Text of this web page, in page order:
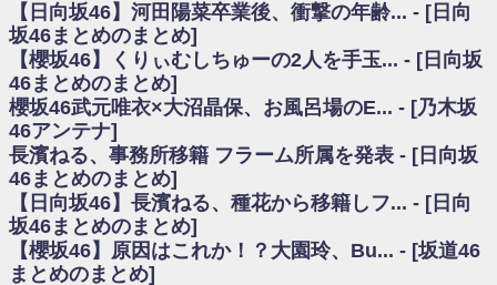
願いバッハ！』ミーグリ日程がこちら
欅坂/日向坂46まとめのまとめ / 【櫻坂46】ミーグリで喧嘩！？山下瞳月、
これはマジギレしてる
乃木坂46アンテナ / 【櫻坂46】ハリソン守屋「ゆーづのせいです」【ラヴ
ィット!】
乃木坂あんてな ～乃木坂46・欅坂46・日向坂46のニュース・情報・話題
をピックアップ / 良い品揃え！櫻坂46 12thシングル『Make or Break』オフィ
シャルグッズ絶賛販売受付中
日向坂46まとめのまとめ / 【日向坂46】この月、何かあるのか！？『お願
いバッハ！』ミーグリ日程がこちら
日向坂46まとめのまとめ / 【元日向坂46】この卒業生、めちゃくちゃテレ
ビで見かけるな
欅坂/日向坂46まとめのまとめ / 【櫻坂46】リアルミーグリであの販売も！
『Make or Break』オフィシャルグッズ解禁
【日向坂46】河田陽菜卒業後、衝撃の年齢... - [日向
坂46まとめのまとめ]
【櫻坂46】くりぃむしちゅーの2人を手玉... - [日向坂
46まとめのまとめ]
櫻坂46武元唯衣×大沼晶保、お風呂場のE... - [乃木坂
46アンテナ]
長濱ねる、事務所移籍 フラーム所属を発表 - [日向坂
46まとめのまとめ]
【日向坂46】長濱ねる、種花から移籍しフ... - [日向
坂46まとめのまとめ]
【櫻坂46】原因はこれか！？大園玲、Bu... - [坂道46
まとめのまとめ]